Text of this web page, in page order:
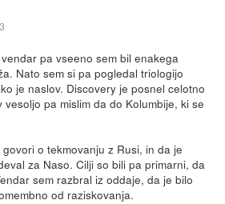
pa vseeno sem bil enakega
Nato sem si pa pogledal triologijo
je naslov. Discovery je posnel celotno
pa mislim da do Kolumbije, ki se
o tekmovanju z Rusi, in da je
za Naso. Cilji so bili pa primarni, da
sem razbral iz oddaje, da je bilo
od raziskovanja.